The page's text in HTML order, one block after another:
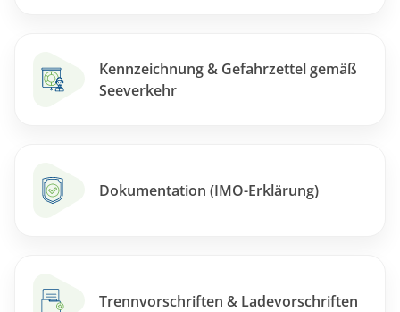
Kennzeichnung & Gefahrzettel gemäß
Seeverkehr
Dokumentation (IMO-Erklärung)
Trennvorschriften & Ladevorschriften